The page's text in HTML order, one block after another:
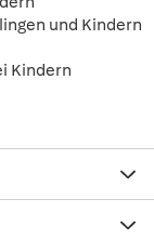
und Kindern
Kindern